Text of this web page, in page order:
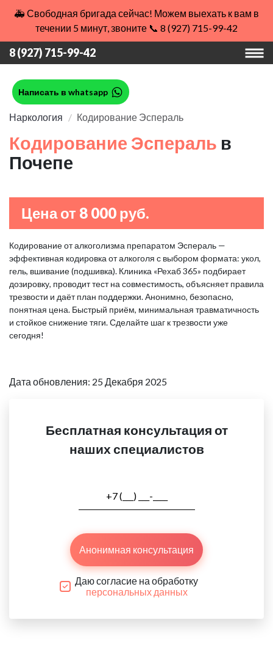
🚑 Свободная бригада сейчас! Можем выехать к вам в
течении 5 минут, звоните 📞 8 (927) 715-99-42
8 (927) 715-99-42
Написать в whatsapp
Наркология Кодирование Эспераль
Кодирование Эспераль в
Почепе
Цена от 8 000 руб.
Кодирование от алкоголизма препаратом Эспераль —
эффективная кодировка от алкоголя с выбором формата: укол,
гель, вшивание (подшивка). Клиника «Рехаб 365» подбирает
дозировку, проводит тест на совместимость, объясняет правила
трезвости и даёт план поддержки. Анонимно, безопасно,
понятная цена. Быстрый приём, минимальная травматичность
и стойкое снижение тяги. Сделайте шаг к трезвости уже
сегодня!
Дата обновления: 25 Декабря 2025
Бесплатная консультация от
наших специалистов
Анонимная консультация
Даю согласие на обработку
персональных данных